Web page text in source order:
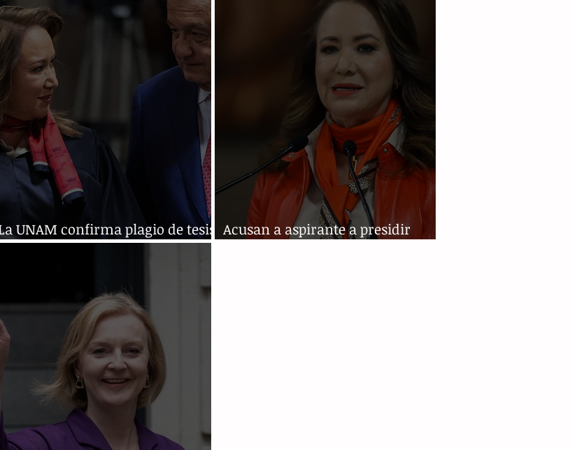
UNAM confirma plagio de tesis
ministra de Suprema Corte
Acusan a aspirante a presidir